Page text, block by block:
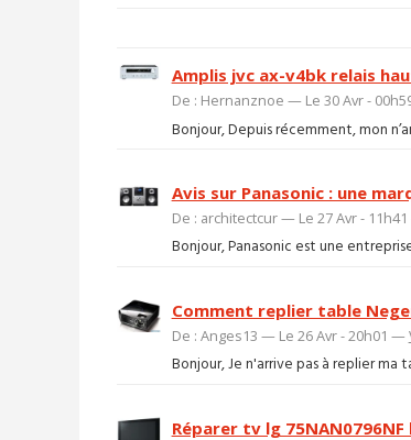
Amplis jvc ax-v4bk relais
De : Hernanznoe — Le 30 Avr -
Bonjour, Depuis récemment, mon
Avis sur Panasonic : une
De : architectcur — Le 27 Avr -
Bonjour, Panasonic est une
Comment replier table
De : Anges13 — Le 26 Avr - 20h01 —
Bonjour, Je n'arrive pas à replier ma
Réparer tv lg